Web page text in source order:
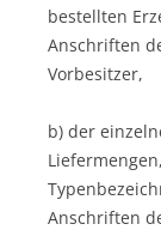
bestellten
Anschriften
Vorbesitzer,
b) der
Anschriften